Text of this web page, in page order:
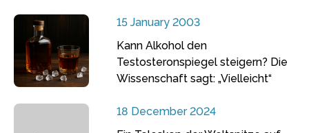
15 January 2003
Kann Alkohol den
Testosteronspiegel steigern? Die
Wissenschaft sagt: „Vielleicht“
18 December 2024